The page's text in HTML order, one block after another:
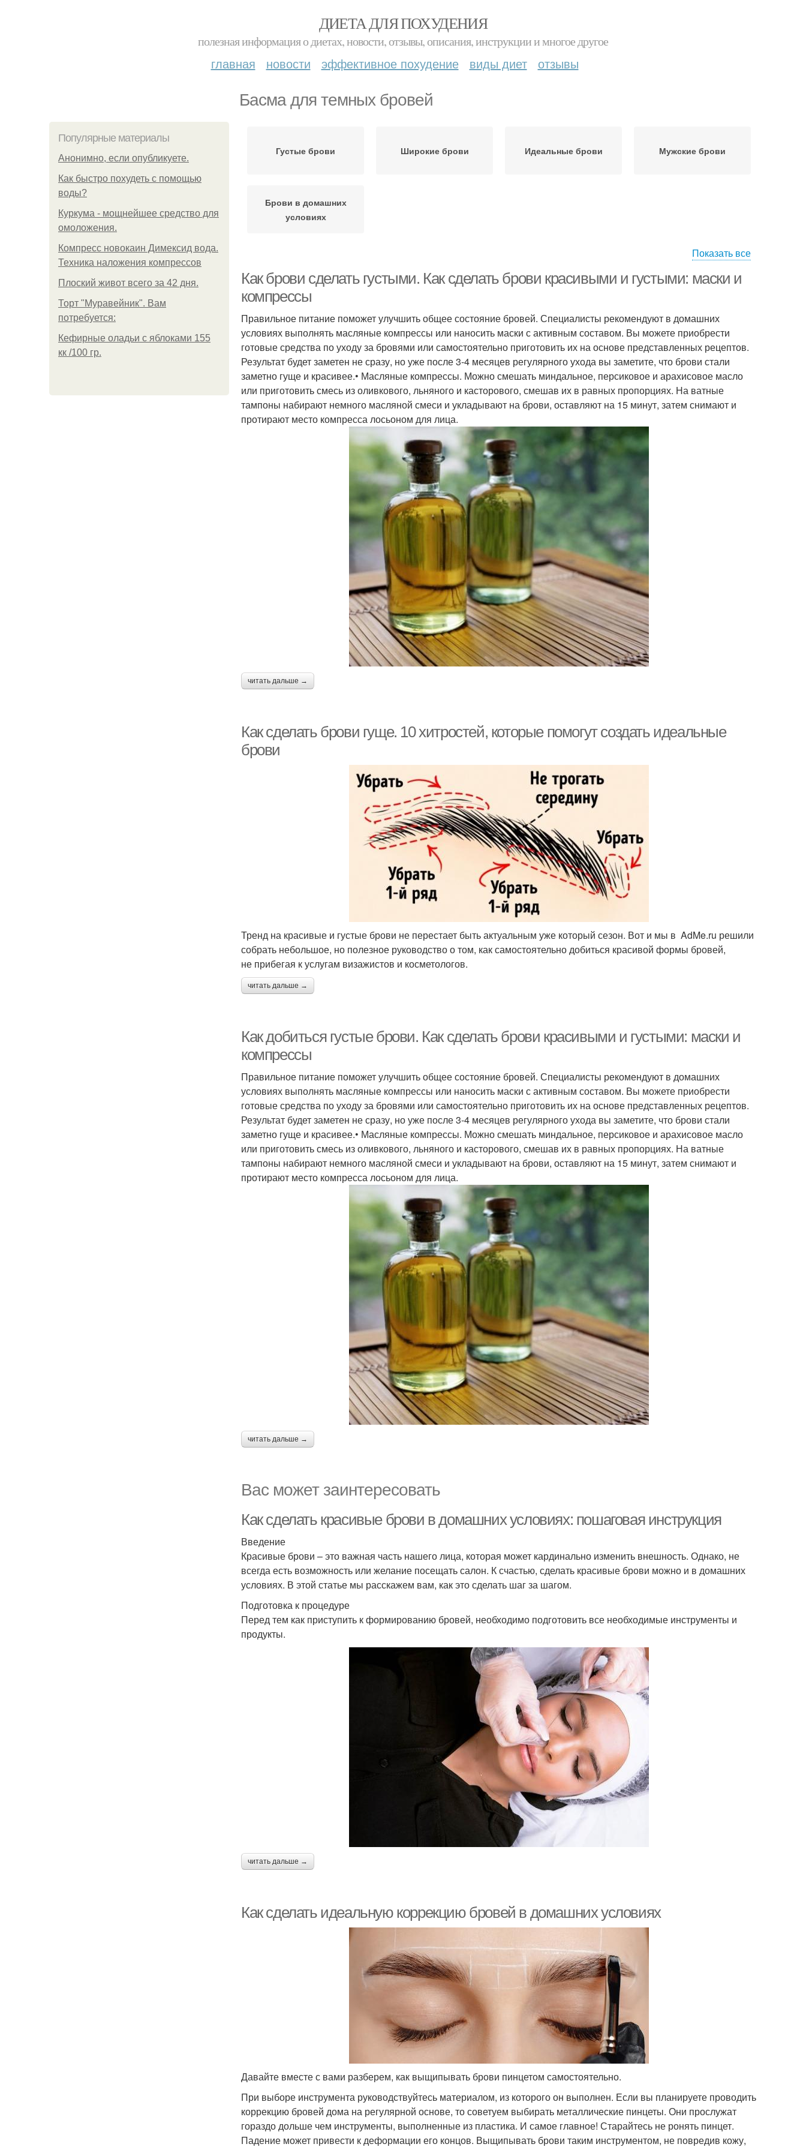
ДИЕТА ДЛЯ ПОХУДЕНИЯ
полезная информация о диетах, новости, отзывы, описания, инструкции и многое другое
главная новости эффективное похудение виды диет отзывы
Басма для темных бровей
Популярные материалы
Анонимно, если опубликуете.
Как быстро похудеть с помощью
воды?
Куркума - мощнейшее средство для
омоложения.
Компресс новокаин Димексид вода.
Техника наложения компрессов
Плоский живот всего за 42 дня.
Торт "Муравейник". Вам
потребуется:
Кефирные оладьи с яблоками 155
кк /100 гр.
Густые брови Широкие брови Идеальные брови Мужские брови
Брови в домашних
условиях
Показать все
Как брови сделать густыми. Как сделать брови красивыми и густыми: маски и
компрессы
Правильное питание поможет улучшить общее состояние бровей. Специалисты рекомендуют в домашних
условиях выполнять масляные компрессы или наносить маски с активным составом. Вы можете приобрести
готовые средства по уходу за бровями или самостоятельно приготовить их на основе представленных рецептов.
Результат будет заметен не сразу, но уже после 3-4 месяцев регулярного ухода вы заметите, что брови стали
заметно гуще и красивее.• Масляные компрессы. Можно смешать миндальное, персиковое и арахисовое масло
или приготовить смесь из оливкового, льняного и касторового, смешав их в равных пропорциях. На ватные
тампоны набирают немного масляной смеси и укладывают на брови, оставляют на 15 минут, затем снимают и
протирают место компресса лосьоном для лица.
читать дальше →
Как сделать брови гуще. 10 хитростей, которые помогут создать идеальные
брови
Тренд на красивые и густые брови не перестает быть актуальным уже который сезон. Вот и мы в AdMe.ru решили
собрать небольшое, но полезное руководство о том, как самостоятельно добиться красивой формы бровей,
не прибегая к услугам визажистов и косметологов.
читать дальше →
Как добиться густые брови. Как сделать брови красивыми и густыми: маски и
компрессы
Правильное питание поможет улучшить общее состояние бровей. Специалисты рекомендуют в домашних
условиях выполнять масляные компрессы или наносить маски с активным составом. Вы можете приобрести
готовые средства по уходу за бровями или самостоятельно приготовить их на основе представленных рецептов.
Результат будет заметен не сразу, но уже после 3-4 месяцев регулярного ухода вы заметите, что брови стали
заметно гуще и красивее.• Масляные компрессы. Можно смешать миндальное, персиковое и арахисовое масло
или приготовить смесь из оливкового, льняного и касторового, смешав их в равных пропорциях. На ватные
тампоны набирают немного масляной смеси и укладывают на брови, оставляют на 15 минут, затем снимают и
протирают место компресса лосьоном для лица.
читать дальше →
Вас может заинтересовать
Как сделать красивые брови в домашних условиях: пошаговая инструкция
Введение
Красивые брови – это важная часть нашего лица, которая может кардинально изменить внешность. Однако, не
всегда есть возможность или желание посещать салон. К счастью, сделать красивые брови можно и в домашних
условиях. В этой статье мы расскажем вам, как это сделать шаг за шагом.
Подготовка к процедуре
Перед тем как приступить к формированию бровей, необходимо подготовить все необходимые инструменты и
продукты.
читать дальше →
Как сделать идеальную коррекцию бровей в домашних условиях
Давайте вместе с вами разберем, как выщипывать брови пинцетом самостоятельно.
При выборе инструмента руководствуйтесь материалом, из которого он выполнен. Если вы планируете проводить
коррекцию бровей дома на регулярной основе, то советуем выбирать металлические пинцеты. Они прослужат
гораздо дольше чем инструменты, выполненные из пластика. И самое главное! Старайтесь не ронять пинцет.
Падение может привести к деформации его концов. Выщипывать брови таким инструментом, не повредив кожу,